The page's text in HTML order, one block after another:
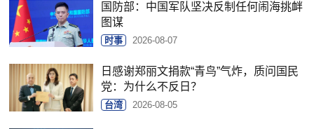
国防部：中国军队坚决反制任何闹海挑衅
图谋
时事 2026-08-07
日感谢郑丽文捐款“青鸟”气炸，质问国民
党：为什么不反日？
台湾 2026-08-05